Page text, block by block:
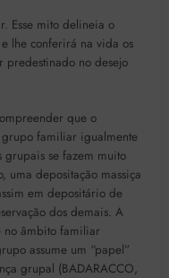
Esse mito delineia o
lhe conferirá na vida os
predestinado no desejo
que o
familiar igualmente
grupais se fazem muito
uma depositação massiça
em depositário de
dos demais. A
no âmbito familiar
assume um “papel”
grupal (BADARACCO,